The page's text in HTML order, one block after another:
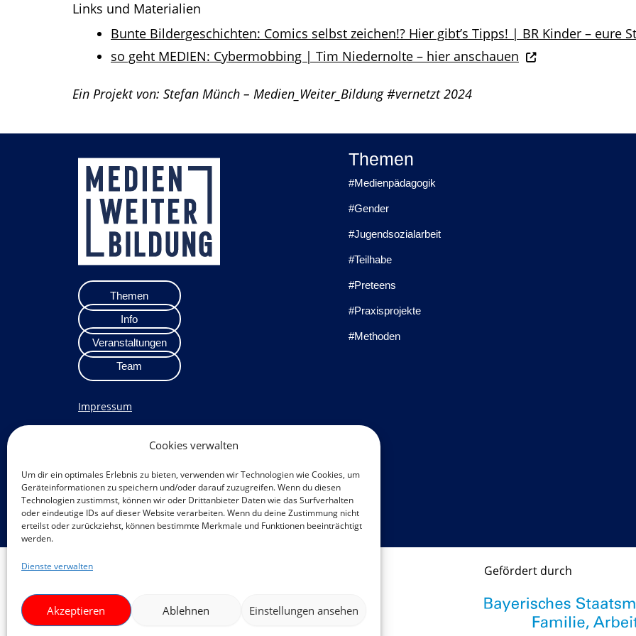
Cookies verwalten
Um dir ein optimales Erlebnis zu bieten, verwenden wir Technologien wie Cookies, um
Geräteinformationen zu speichern und/oder darauf zuzugreifen. Wenn du diesen
Technologien zustimmst, können wir oder Drittanbieter Daten wie das Surfverhalten
oder eindeutige IDs auf dieser Website verarbeiten. Wenn du deine Zustimmung nicht
erteilst oder zurückziehst, können bestimmte Merkmale und Funktionen beeinträchtigt
werden.
Dienste verwalten
Akzeptieren Ablehnen Einstellungen ansehen
Links und Materialien
Bunte Bildergeschichten: Comics selbst zeichen!? Hier gibt’s Tipps! | BR Kinder – eure
so geht MEDIEN: Cybermobbing | Tim Niedernolte – hier anschauen
Ein Projekt von: Stefan Münch – Medien_Weiter_Bildung #vernetzt 2024
Themen
Info
Veranstaltungen
Team
Impressum
Datenschutzerklärung
Datenschutz Veranstaltungen
Cookie-Richtlinie (EU)
F
a
e
b
o
I
n
a
g
Themen
#Medienpädagogik
#Gender
#Jugendsozialarbeit
#Teilhabe
#Preteens
#Praxisprojekte
#Methoden
Ein Projekt des Gefördert durch